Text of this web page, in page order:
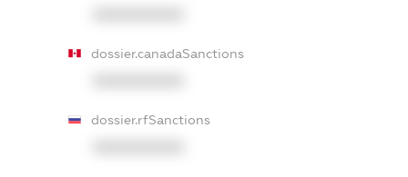
dossier.canadaSanctions
dossier.rfSanctions